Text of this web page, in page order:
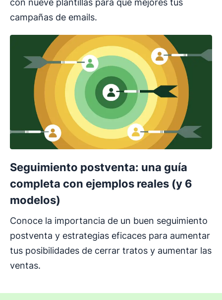
con nueve plantillas para que mejores tus
campañas de emails.
Seguimiento postventa: una guía
completa con ejemplos reales (y 6
modelos)
Conoce la importancia de un buen seguimiento
postventa y estrategias eficaces para aumentar
tus posibilidades de cerrar tratos y aumentar las
ventas.